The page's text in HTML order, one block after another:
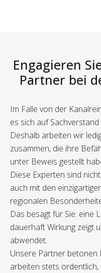
Engagieren
Partner bei
Im Falle von der
es sich auf
Deshalb arbeiten wir
zusammen, die ihre
unter Beweis gestellt
Diese Experten sind
auch mit den
regionalen
Das besagt für Sie: eine
dauerhaft Wirkung zeigt
abwendet.
Unsere Partner betonen
arbeiten stets